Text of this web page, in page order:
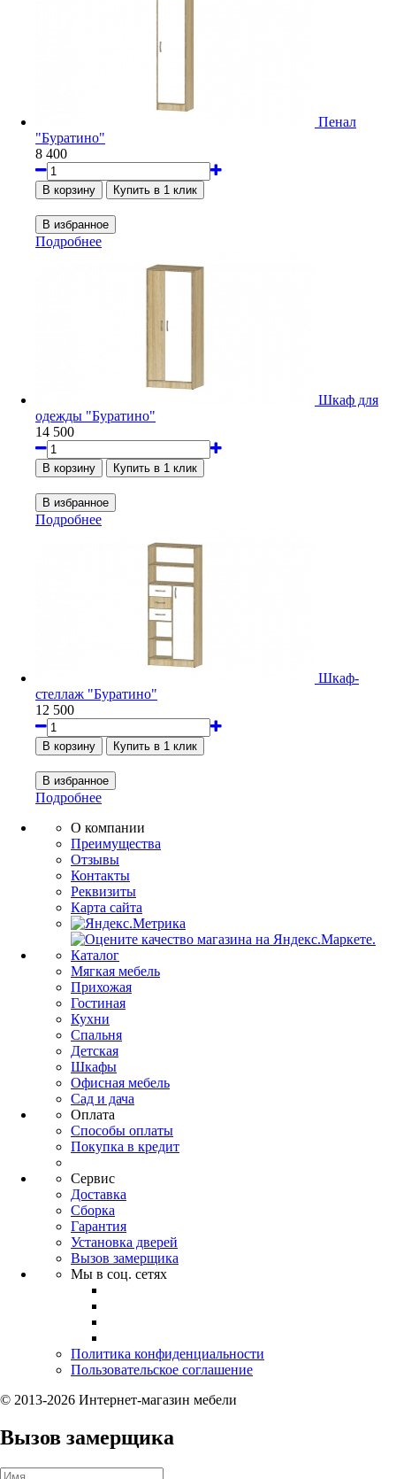
Пенал
"Буратино"
8 400
Подробнее
Шкаф для
одежды "Буратино"
14 500
Подробнее
Шкаф-
стеллаж "Буратино"
12 500
Подробнее
О компании
Преимущества
Отзывы
Контакты
Реквизиты
Карта сайта
Каталог
Мягкая мебель
Прихожая
Гостиная
Кухни
Спальня
Детская
Шкафы
Офисная мебель
Сад и дача
Оплата
Способы оплаты
Покупка в кредит
Сервис
Доставка
Сборка
Гарантия
Установка дверей
Вызов замерщика
Мы в соц. сетях
Политика конфиденциальности
Пользовательское соглашение
© 2013-2026 Интернет-магазин мебели
Вызов замерщика